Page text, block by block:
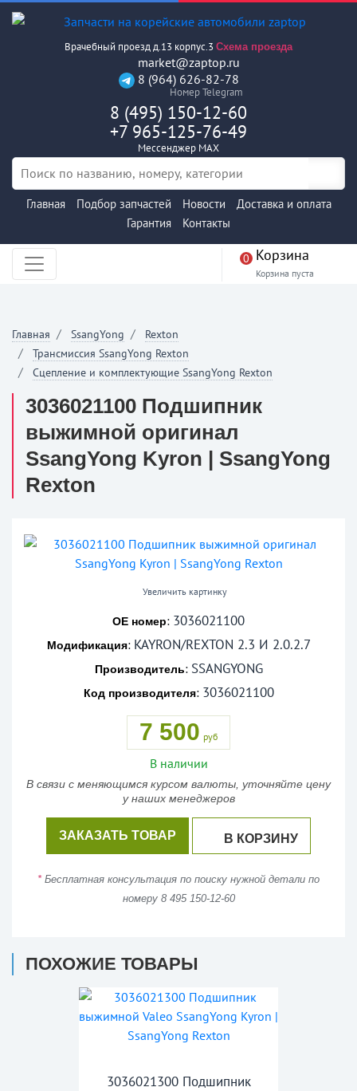
Врачебный проезд д.13 корпус.3 Схема проезда
market@zaptop.ru
8 (964) 626-82-78
Номер Telegram
8 (495) 150-12-60
+7 965-125-76-49
Мессенджер MAX
Главная Подбор запчастей Новости
Доставка и оплата
Гарантия
Контакты
0 Корзина
Корзина пуста
Главная SsangYong
Rexton
Трансмиссия SsangYong Rexton
Сцепление и комплектующие SsangYong Rexton
3036021100 Подшипник
выжимной оригинал
SsangYong Kyron | SsangYong
Rexton
Увеличить картинку
OE номер: 3036021100
Модификация: KAYRON/REXTON 2.3 И 2.0.2.7
Производитель: SSANGYONG
Код производителя: 3036021100
7 500 руб
В наличии
В связи с меняющимся курсом валюты, уточняйте цену
у наших менеджеров
ЗАКАЗАТЬ ТОВАР В КОРЗИНУ
*Бесплатная консультация по поиску нужной детали по
номеру 8 495 150-12-60
ПОХОЖИЕ ТОВАРЫ
3036021300 Подшипник